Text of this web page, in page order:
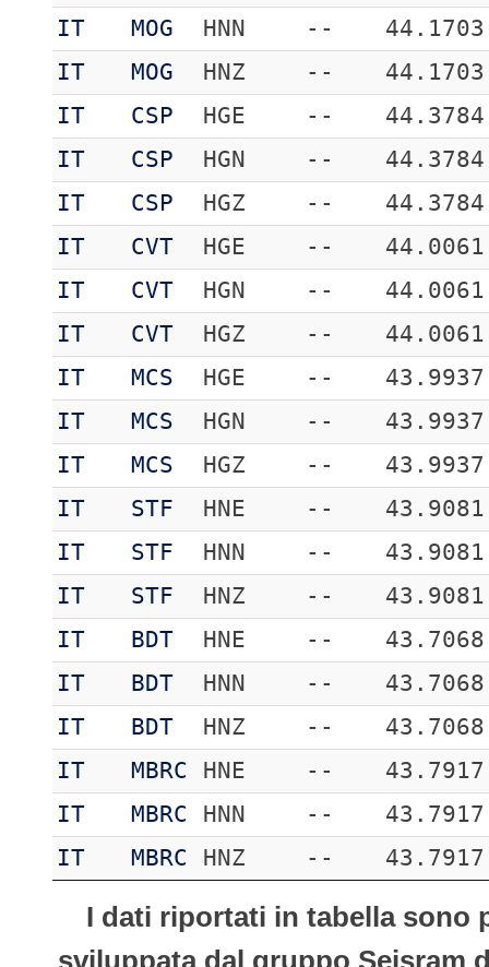
IT
MOG HNN --
44.1703
IT
MOG HNZ --
44.1703
IT
CSP HGE --
44.3784
IT
CSP HGN --
44.3784
IT
CSP HGZ --
44.3784
IT
CVT HGE --
44.0061
IT
CVT HGN --
44.0061
IT
CVT HGZ --
44.0061
IT
MCS HGE --
43.9937
IT
MCS HGN --
43.9937
IT
MCS HGZ --
43.9937
IT
STF HNE --
43.9081
IT
STF HNN --
43.9081
IT
STF HNZ --
43.9081
IT
BDT HNE --
43.7068
IT
BDT HNN --
43.7068
IT
BDT HNZ --
43.7068
IT
MBRC HNE --
43.7917
IT
MBRC HNN --
43.7917
IT
MBRC HNZ -- 43.7917
I dati riportati in tabella sono
sviluppata dal gruppo Seisram